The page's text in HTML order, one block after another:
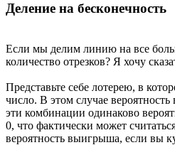
Деление на бесконечность
Если мы делим линию на все
количество отрезков? Я хочу
Представьте себе лотерею, в
число. В этом случае
эти комбинации одинаково
0, что фактически может
вероятность выигрыша, если вы